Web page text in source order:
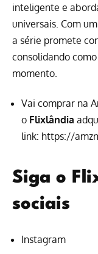
inteligente e
universais. Com
a série promete
consolidando
momento.
Vai comprar na
o Flixlândia
link: https://
Siga o
sociais
Instagram